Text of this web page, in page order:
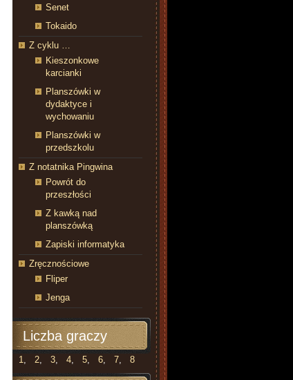
Senet
Tokaido
Z cyklu …
Kieszonkowe
karcianki
Planszówki w
dydaktyce i
wychowaniu
Planszówki w
przedszkolu
Z notatnika Pingwina
Powrót do
przeszłości
Z kawką nad
planszówką
Zapiski informatyka
Zręcznościowe
Fliper
Jenga
Liczba graczy
1, 2, 3, 4, 5, 6, 7, 8